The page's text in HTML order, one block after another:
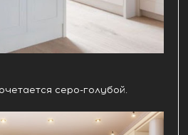
серо-голубой.